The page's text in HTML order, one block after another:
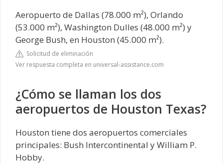
Aeropuerto de Dallas (78.000 m²), Orlando
(53.000 m²), Washington Dulles (48.000 m²) y
George Bush, en Houston (45.000 m²).
Solicitud de eliminación
Ver respuesta completa en universal-assistance.com
¿Cómo se llaman los dos
aeropuertos de Houston Texas?
Houston tiene dos aeropuertos comerciales
principales: Bush Intercontinental y William P.
Hobby.